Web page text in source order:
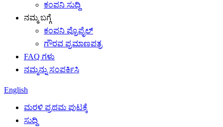
ಕಂಪನಿ ಸುದ್ದಿ
ನಮ್ಮ ಬಗ್ಗೆ
ಕಂಪನಿ ಪ್ರೊಫೈಲ್
ಗೌರವ ಪ್ರಮಾಣಪತ್ರ
FAQ ಗಳು
ನಮ್ಮನ್ನು ಸಂಪರ್ಕಿಸಿ
English
ಮರಳಿ ಪ್ರಥಮ ಪುಟಕ್ಕೆ
ಸುದ್ದಿ